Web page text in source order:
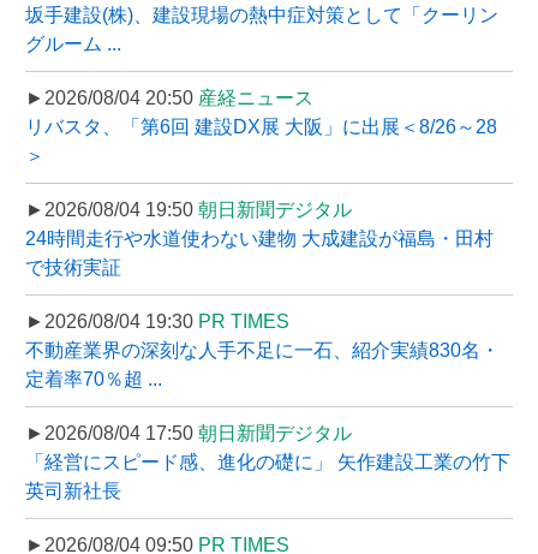
坂手建設(株)、建設現場の熱中症対策として「クーリン
グルーム ...
►2026/08/04 20:50 産経ニュース
リバスタ、「第6回 建設DX展 大阪」に出展＜8/26～28
＞
►2026/08/04 19:50 朝日新聞デジタル
24時間走行や水道使わない建物 大成建設が福島・田村
で技術実証
►2026/08/04 19:30 PR TIMES
不動産業界の深刻な人手不足に一石、紹介実績830名・
定着率70％超 ...
►2026/08/04 17:50 朝日新聞デジタル
「経営にスピード感、進化の礎に」 矢作建設工業の竹下
英司新社長
►2026/08/04 09:50 PR TIMES